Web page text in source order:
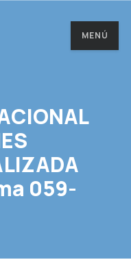
MENÚ
059-